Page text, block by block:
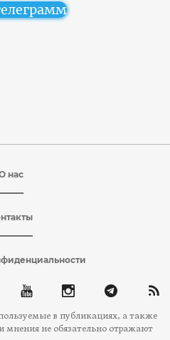
нас
в публикациях, а также
мнения не обязательно отражают